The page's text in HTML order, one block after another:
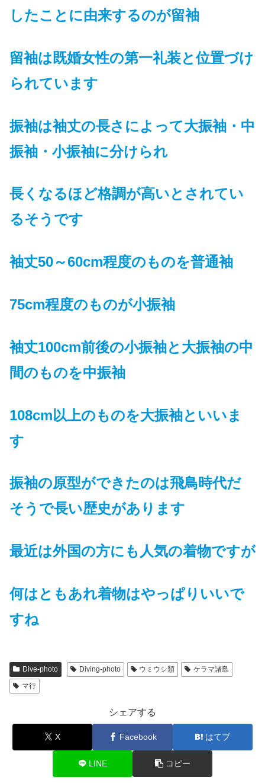
したことに由来するのが留袖
留袖は 既婚女性の第一礼装と位置づけ
られています
振袖は袖丈の長さによって大振袖・中
振袖・小振袖に分けられ
長くなるほど格調が高いとされてい
るそうです
袖丈50～60cm程度のものを普通袖
75cm程度のものが小振袖
袖丈100cm前後の小振袖と大振袖の中
間のものを中振袖
108cm以上のものを大振袖といいま
す
振袖の原型ができたのは飛鳥時代だ
そうで長い歴史があります
最近は外国の方にも人気の着物ですが
何はともあれ着物はやっぱりいいで
すね
Dive-photo Diving-photo ウミウシ類
ケラマ諸島
マ行
シェアする
X Facebook はてブ
LINE コピー